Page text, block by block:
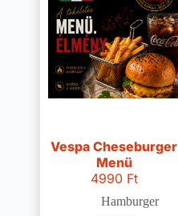
Vespa Cheseburger
Menü
4990 Ft
Hamburger